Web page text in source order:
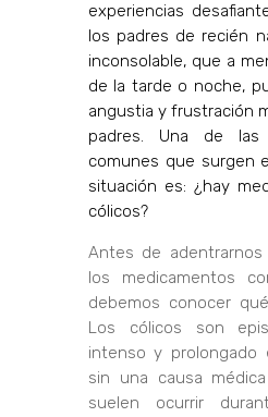
experiencias
los padres de recién
inconsolable, que a
de la tarde o noche,
angustia y frustración
padres. Una de las
comunes que surgen
situación es: ¿hay
cólicos?
Antes de
los medicamentos
debemos conocer
Los cólicos son
intenso y prolongado
sin una causa
suelen ocurrir